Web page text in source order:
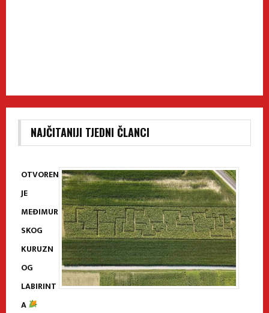
NAJČITANIJI TJEDNI ČLANCI
OTVOREN
JE
MEĐIMUR
SKOG
KURUZN
OG
LABIRINT
A